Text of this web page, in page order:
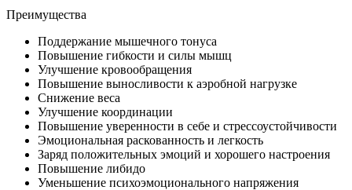
Преимущества
Поддержание мышечного тонуса
Повышение гибкости и силы мышц
Улучшение кровообращения
Повышение выносливости к аэробной нагрузке
Снижение веса
Улучшение координации
Повышение уверенности в себе и стрессоустойчивости
Эмоциональная раскованность и легкость
Заряд положительных эмоций и хорошего настроения
Повышение либидо
Уменьшение психоэмоционального напряжения